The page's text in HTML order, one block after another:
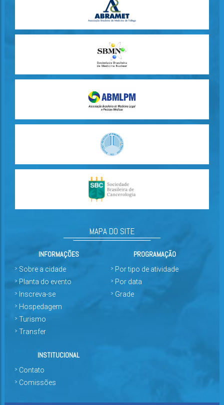
MAPA DO SITE
INFORMAÇÕES
Sobre a cidade
Planta do evento
Inscreva-se
Hospedagem
Turismo
Transfer
PROGRAMAÇÃO
Por tipo de atividade
Por data
Grade
INSTITUCIONAL
Contato
Comissões